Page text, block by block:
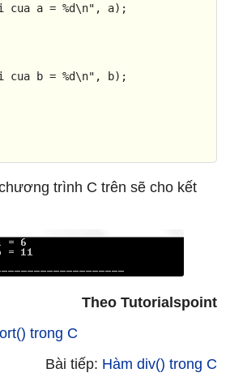
a = %d\n" , a);
b = %d\n" , b);
trình C trên sẽ cho kết
Theo Tutorialspoint
trong C
Bài tiếp: Hàm div() trong C